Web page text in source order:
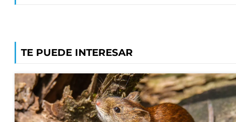
TE PUEDE INTERESAR